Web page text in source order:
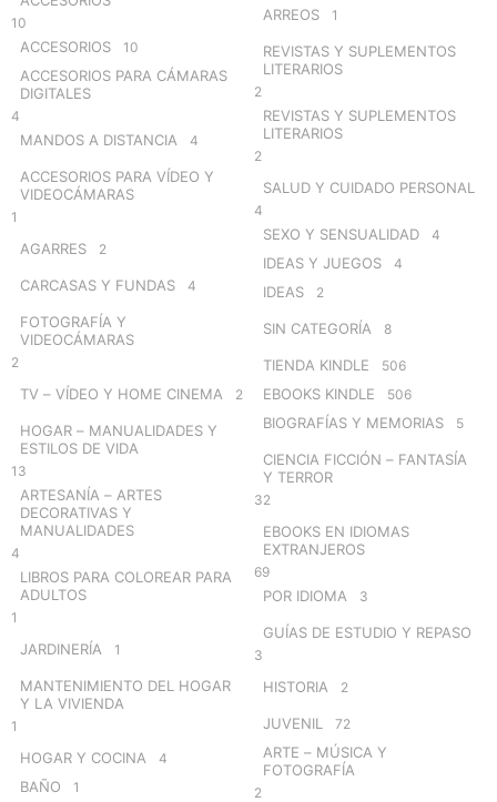
10
ACCESORIOS 10
ACCESORIOS PARA CÁMARAS
DIGITALES
4
MANDOS A DISTANCIA 4
ACCESORIOS PARA VÍDEO Y
VIDEOCÁMARAS
1
AGARRES 2
CARCASAS Y FUNDAS 4
FOTOGRAFÍA Y
VIDEOCÁMARAS
2
TV – VÍDEO Y HOME CINEMA 2
HOGAR – MANUALIDADES Y
ESTILOS DE VIDA
13
ARTESANÍA – ARTES
DECORATIVAS Y
MANUALIDADES
4
LIBROS PARA COLOREAR PARA
ADULTOS
1
JARDINERÍA 1
MANTENIMIENTO DEL HOGAR
Y LA VIVIENDA
1
HOGAR Y COCINA 4
BAÑO 1
ARREOS 1
REVISTAS Y SUPLEMENTOS
LITERARIOS
2
REVISTAS Y SUPLEMENTOS
LITERARIOS
2
SALUD Y CUIDADO PERSONAL
4
SEXO Y SENSUALIDAD 4
IDEAS Y JUEGOS 4
IDEAS 2
SIN CATEGORÍA 8
TIENDA KINDLE 506
EBOOKS KINDLE 506
BIOGRAFÍAS Y MEMORIAS 5
CIENCIA FICCIÓN – FANTASÍA
Y TERROR
32
EBOOKS EN IDIOMAS
EXTRANJEROS
69
POR IDIOMA 3
GUÍAS DE ESTUDIO Y REPASO
3
HISTORIA 2
JUVENIL 72
ARTE – MÚSICA Y
FOTOGRAFÍA
2